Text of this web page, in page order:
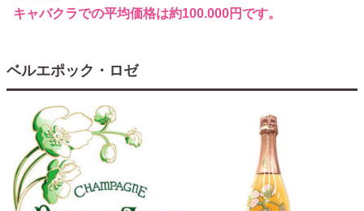
キャバクラでの平均価格は約100.000円です。
ベルエポック・ロゼ